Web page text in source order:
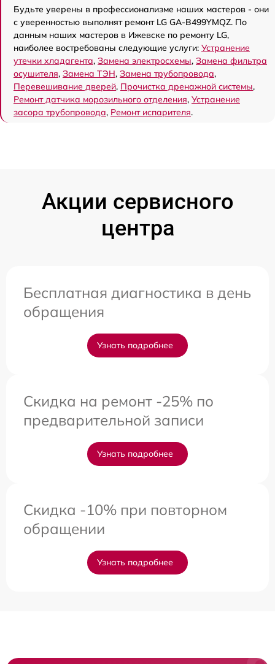
Будьте уверены в профессионализме наших мастеров - они
с уверенностью выполнят ремонт LG GA-B499YMQZ. По
данным наших мастеров в Ижевске по ремонту LG,
наиболее востребованы следующие услуги: Устранение
утечки хладагента, Замена электросхемы, Замена фильтра
осушителя, Замена ТЭН, Замена трубопровода,
Перевешивание дверей, Прочистка дренажной системы,
Ремонт датчика морозильного отделения, Устранение
засора трубопровода, Ремонт испарителя.
Акции сервисного
центра
Бесплатная диагностика в день
обращения
Узнать подробнее
Скидка на ремонт -25% по
предварительной записи
Узнать подробнее
Скидка -10% при повторном
обращении
Узнать подробнее